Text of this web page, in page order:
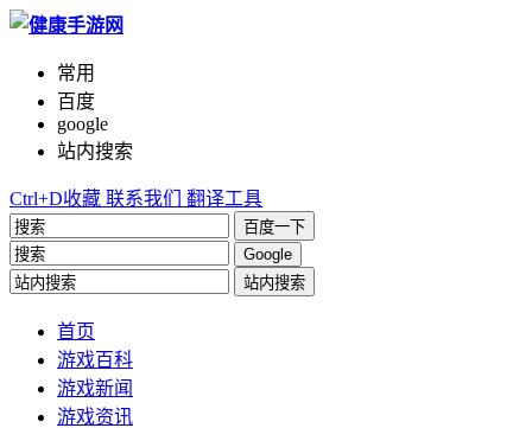
常用
百度
google
站内搜索
Ctrl+D收藏 联系我们 翻译工具
百度一下
Google
站内搜索
首页
游戏百科
游戏新闻
游戏资讯